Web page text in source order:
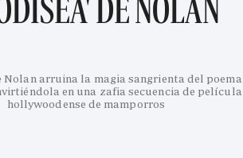
Nolan arruina la magia sangrienta del poema
en una zafia secuencia de película
hollywoodense de mamporros